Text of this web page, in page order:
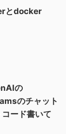
とdocker
の
のチャット
ード書いて